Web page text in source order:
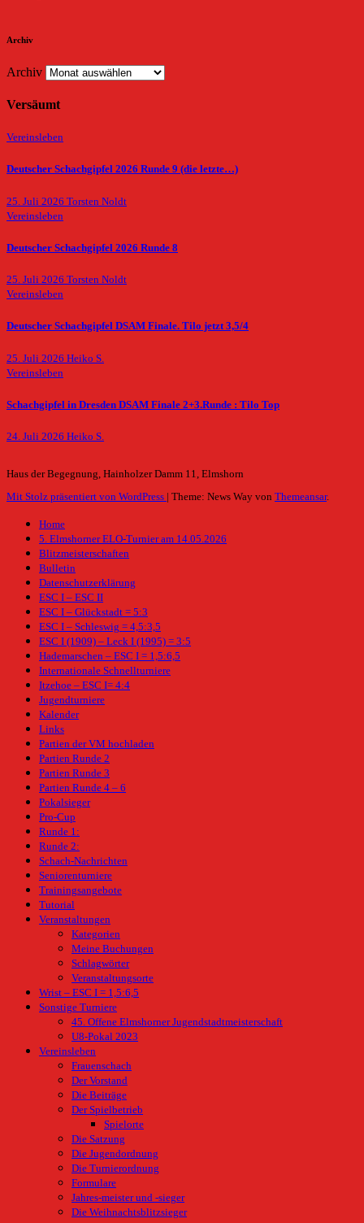
Archiv
Archiv
Versäumt
Vereinsleben
Deutscher Schachgipfel 2026 Runde 9 (die letzte…)
25. Juli 2026 Torsten Noldt
Vereinsleben
Deutscher Schachgipfel 2026 Runde 8
25. Juli 2026 Torsten Noldt
Vereinsleben
Deutscher Schachgipfel DSAM Finale. Tilo jetzt 3,5/4
25. Juli 2026 Heiko S.
Vereinsleben
Schachgipfel in Dresden DSAM Finale 2+3.Runde : Tilo Top
24. Juli 2026 Heiko S.
Haus der Begegnung, Hainholzer Damm 11, Elmshorn
Mit Stolz präsentiert von WordPress | Theme: News Way von Themeansar.
Home
5. Elmshorner ELO-Turnier am 14.05.2026
Blitzmeisterschaften
Bulletin
Datenschutzerklärung
ESC I – ESC II
ESC I – Glückstadt = 5:3
ESC I – Schleswig = 4,5:3,5
ESC I (1909) – Leck I (1995) = 3:5
Hademarschen – ESC I = 1,5:6,5
Internationale Schnellturniere
Itzehoe – ESC I= 4:4
Jugendturniere
Kalender
Links
Partien der VM hochladen
Partien Runde 2
Partien Runde 3
Partien Runde 4 – 6
Pokalsieger
Pro-Cup
Runde 1:
Runde 2:
Schach-Nachrichten
Seniorenturniere
Trainingsangebote
Tutorial
Veranstaltungen
Kategorien
Meine Buchungen
Schlagwörter
Veranstaltungsorte
Wrist – ESC I = 1,5:6,5
Sonstige Turniere
45. Offene Elmshorner Jugendstadtmeisterschaft
U8-Pokal 2023
Vereinsleben
Frauenschach
Der Vorstand
Die Beiträge
Der Spielbetrieb
Spielorte
Die Satzung
Die Jugendordnung
Die Turnierordnung
Formulare
Jahres-meister und -sieger
Die Weihnachtsblitzsieger